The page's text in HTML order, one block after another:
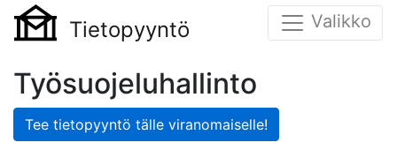
Tietopyyntö Valikko
Työsuojeluhallinto
Tee tietopyyntö tälle viranomaiselle!